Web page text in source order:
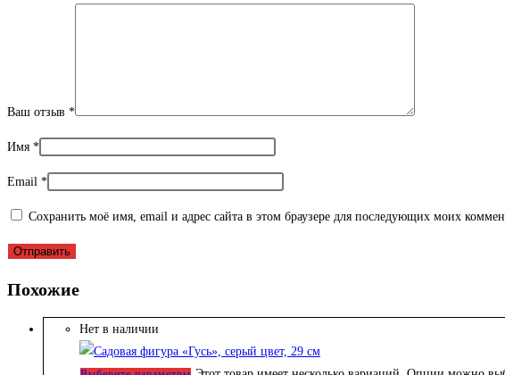
Ваш отзыв *
Имя *
Email *
Сохранить моё имя, email и адрес сайта в этом браузере для последующих моих
Похожие
Нет в наличии